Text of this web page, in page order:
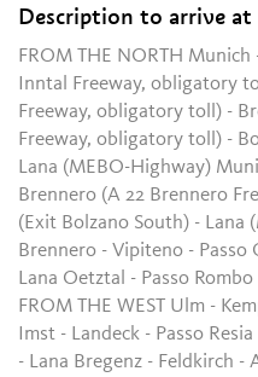
Description to arrive
FROM THE NORTH Munich
Inntal Freeway, obligatory
Freeway, obligatory toll) -
Freeway, obligatory toll) -
Lana (MEBO-Highway)
Brennero (A 22 Brennero
(Exit Bolzano South) -
Brennero - Vipiteno - Passo
Lana Oetztal - Passo
FROM THE WEST Ulm -
Imst - Landeck - Passo
- Lana Bregenz - Feldkirch -